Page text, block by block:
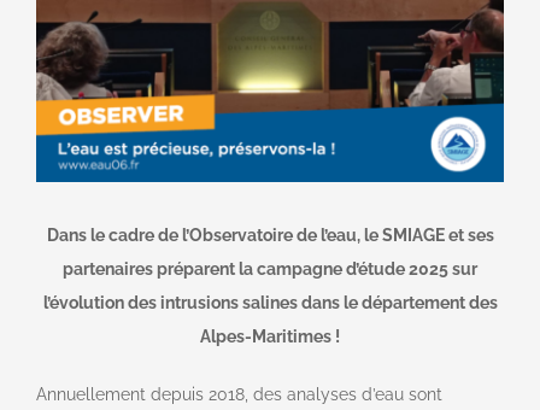
Dans le cadre de l’Observatoire de l’eau, le SMIAGE et ses
partenaires préparent la campagne d’étude 2025 sur
l’évolution des intrusions salines dans le département des
Alpes-Maritimes !
Annuellement depuis 2018, des analyses d’eau sont